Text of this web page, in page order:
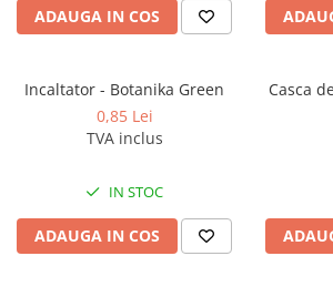
ADAUGA IN COS
Incaltator - Botanika Green
0,85 Lei
TVA inclus
IN STOC
ADAUGA IN COS
Casca